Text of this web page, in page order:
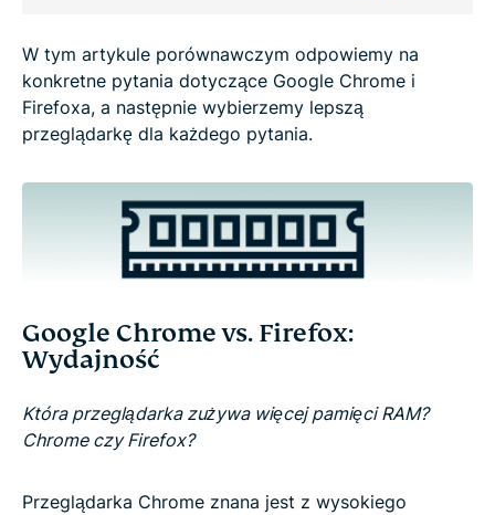
W tym artykule porównawczym odpowiemy na
konkretne pytania dotyczące Google Chrome i
Firefoxa, a następnie wybierzemy lepszą
przeglądarkę dla każdego pytania.
Google Chrome vs. Firefox:
Wydajność
Która przeglądarka zużywa więcej pamięci RAM?
Chrome czy Firefox?
Przeglądarka Chrome znana jest z wysokiego